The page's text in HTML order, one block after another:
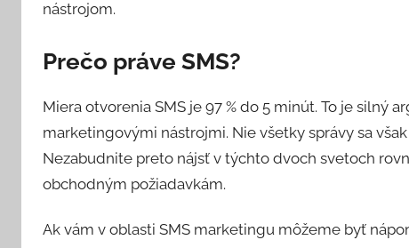
nástrojom.
Prečo práve SMS?
Miera otvorenia SMS je 97 % do 5 minút. To je silný
marketingovými nástrojmi. Nie všetky správy sa
Nezabudnite preto nájsť v týchto dvoch svetoch
obchodným požiadavkám.
Ak vám v oblasti SMS marketingu môžeme byť